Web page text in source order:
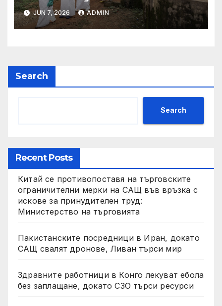
заплащане, докато СЗО
търси ресурси
JUN 7, 2026 ADMIN
Search
Search
Recent Posts
Китай се противопоставя на търговските
ограничителни мерки на САЩ във връзка с
искове за принудителен труд:
Министерство на търговията
Пакистанските посредници в Иран, докато
САЩ свалят дронове, Ливан търси мир
Здравните работници в Конго лекуват ебола
без заплащане, докато СЗО търси ресурси